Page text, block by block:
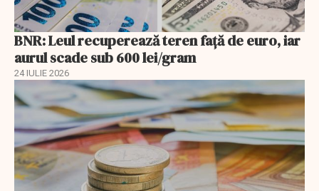
BNR: Leul recuperează teren faţă de euro, iar
aurul scade sub 600 lei/gram
24 IULIE 2026